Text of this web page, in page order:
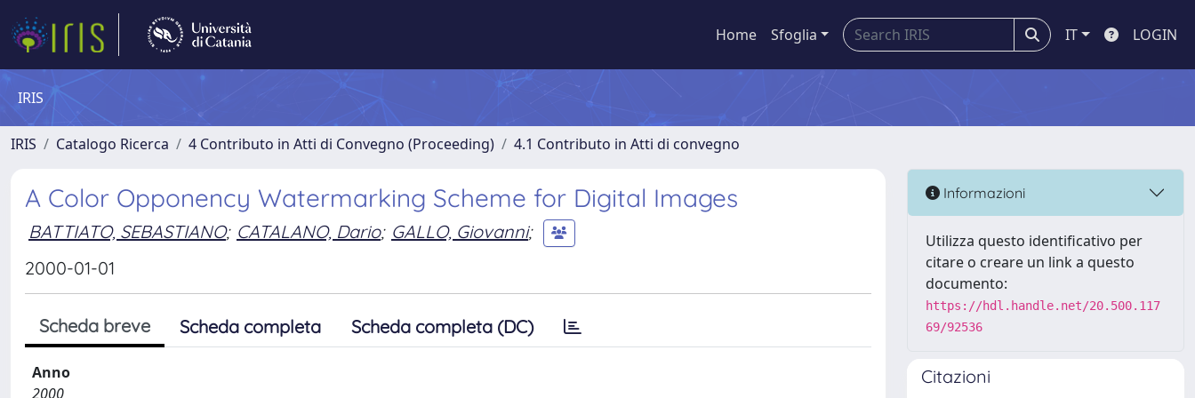
Home Sfoglia IT LOGIN
IRIS
IRIS Catalogo Ricerca 4 Contributo in Atti di Convegno (Proceeding) 4.1 Contributo in Atti di convegno
A Color Opponency Watermarking Scheme for Digital Images
BATTIATO, SEBASTIANO; CATALANO, Dario; GALLO, Giovanni;
2000-01-01
Scheda breve Scheda completa Scheda completa (DC)
Anno
2000
Informazioni
Utilizza questo identificativo per
citare o creare un link a questo
documento:
https://hdl.handle.net/20.500.117
69/92536
Citazioni